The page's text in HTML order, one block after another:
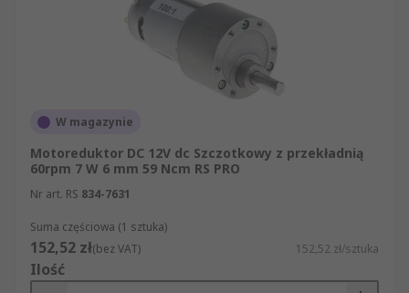
W magazynie
Motoreduktor DC 12V dc Szczotkowy z przekładnią
60rpm 7 W 6 mm 59 Ncm RS PRO
Nr art. RS 834-7631
Suma częściowa (1 sztuka)
152,52 zł(bez VAT) 152,52 zł/sztuka
Ilość